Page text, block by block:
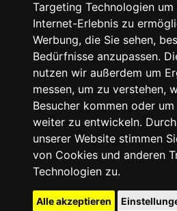
Targeting Technologien um
Internet-Erlebnis zu
Werbung, die Sie sehen,
Bedürfnisse anzupassen.
nutzen wir außerdem um
messen, um zu verstehen,
Besucher kommen oder
weiter zu entwickeln.
unserer Website stimmen
von Cookies und anderen
Technologien zu.
Alle akzeptieren